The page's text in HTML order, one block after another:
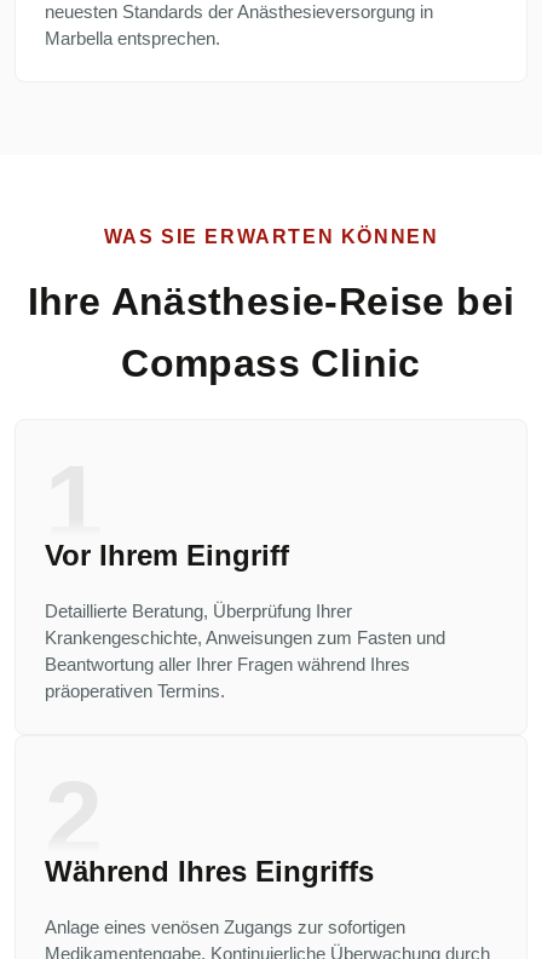
neuesten Standards der Anästhesieversorgung in
Marbella entsprechen.
WAS SIE ERWARTEN KÖNNEN
Ihre Anästhesie-Reise bei
Compass Clinic
Vor Ihrem Eingriff
Detaillierte Beratung, Überprüfung Ihrer
Krankengeschichte, Anweisungen zum Fasten und
Beantwortung aller Ihrer Fragen während Ihres
präoperativen Termins.
Während Ihres Eingriffs
Anlage eines venösen Zugangs zur sofortigen
Medikamentengabe. Kontinuierliche Überwachung durch